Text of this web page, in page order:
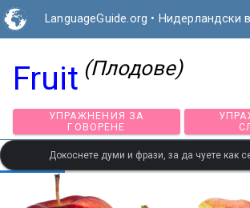
LanguageGuide.org • Нидерландски
Fruit (Плодове)
УПРАЖНЕНИЯ ЗА
ГОВОРЕНЕ
Докоснете думи и фрази, за да чуете как